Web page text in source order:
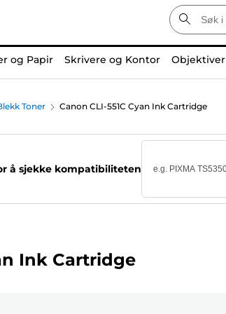
og Papir Skrivere og Kontor Objektiver
Toner Canon CLI-551C Cyan Ink Cartridge
å sjekke kompatibiliteten
Ink Cartridge